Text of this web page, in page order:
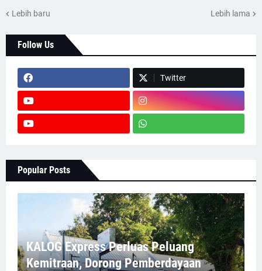
Lebih baru Lebih lama
Follow Us
Twitter
Popular Posts
KALOG Express Perluas Peluang
Kemitraan, Dorong Pemberdayaan